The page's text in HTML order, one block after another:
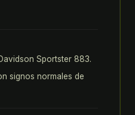
Sportster 883.
signos normales de